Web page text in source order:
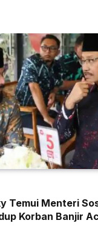
Temui Menteri
Korban Banjir